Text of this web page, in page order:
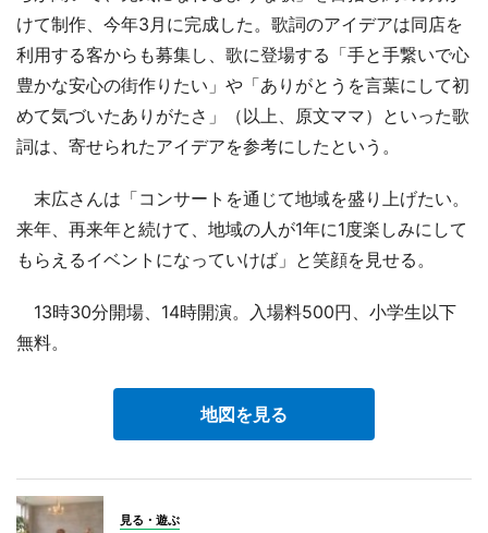
けて制作、今年3月に完成した。歌詞のアイデアは同店を
利用する客からも募集し、歌に登場する「手と手繋いで心
豊かな安心の街作りたい」や「ありがとうを言葉にして初
めて気づいたありがたさ」（以上、原文ママ）といった歌
詞は、寄せられたアイデアを参考にしたという。
末広さんは「コンサートを通じて地域を盛り上げたい。
来年、再来年と続けて、地域の人が1年に1度楽しみにして
もらえるイベントになっていけば」と笑顔を見せる。
13時30分開場、14時開演。入場料500円、小学生以下
無料。
地図を見る
見る・遊ぶ